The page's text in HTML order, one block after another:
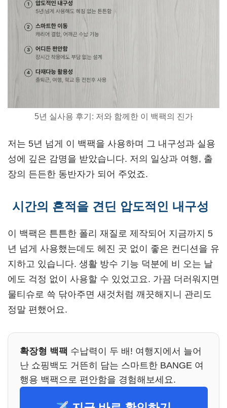
5년 실사용 후기: 저와 함께한 이 백팩의 진가
저는 5년 넘게 이 백팩을 사용하며 그 내구성과 실용
성에 깊은 감명을 받았습니다. 저의 일상과 여행, 출
장의 든든한 동반자가 되어 주었죠.
시간의 흔적을 견딘 압도적인 내구성
이 백팩은 튼튼한 폴리 재질로 제작되어 지금까지 5
년 넘게 사용했는데도 헤진 곳 없이 좋은 컨디션을 유
지하고 있습니다. 생활 방수 기능 덕분에 비 오는 날
에도 걱정 없이 사용할 수 있었고요. 가끔 더러워지면
물티슈로 쓱 닦아주면 새것처럼 깨끗해지니 관리도
정말 편했어요.
확장형 백팩 수납력이 두 배! 여행지에서 늘어
난 쇼핑백도 거뜬히 담는 스마트한 BANGE 여
행용 백팩으로 편안함을 경험해보세요.